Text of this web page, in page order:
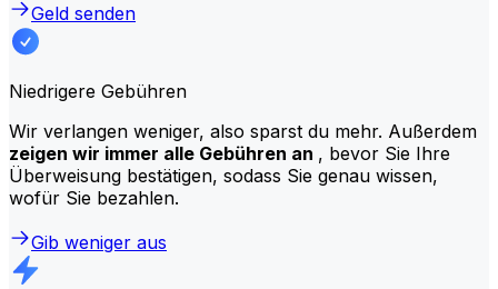
Geld senden
Niedrigere Gebühren
Wir verlangen weniger, also sparst du mehr. Außerdem
zeigen wir immer alle Gebühren an , bevor Sie Ihre
Überweisung bestätigen, sodass Sie genau wissen,
wofür Sie bezahlen.
Gib weniger aus